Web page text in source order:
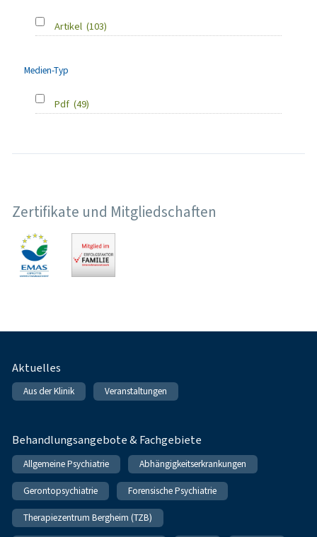
Artikel (103)
Medien-Typ
Pdf (49)
Zertifikate und Mitgliedschaften
Fußnavigation
Aktuelles
Aus der Klinik Veranstaltungen
Behandlungsangebote & Fachgebiete
Allgemeine Psychiatrie Abhängigkeitserkrankungen
Gerontopsychiatrie Forensische Psychiatrie
Therapiezentrum Bergheim (TZB)